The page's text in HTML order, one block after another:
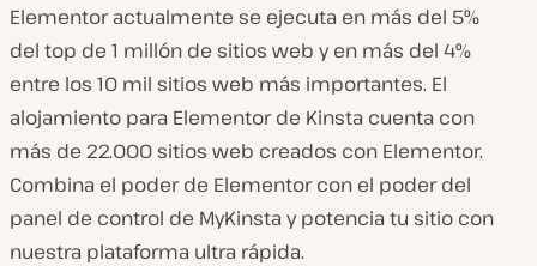
Elementor actualmente se ejecuta en más del 5%
del top de 1 millón de sitios web y en más del 4%
entre los 10 mil sitios web más importantes. El
alojamiento para Elementor de Kinsta cuenta con
más de 22.000 sitios web creados con Elementor.
Combina el poder de Elementor con el poder del
panel de control de MyKinsta y potencia tu sitio con
nuestra plataforma ultra rápida.